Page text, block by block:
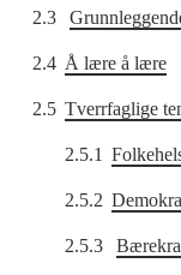
2.3
2.4 Å lære å lære
2.5 Tverrfaglige
2.5.1
2.5.2
2.5.3